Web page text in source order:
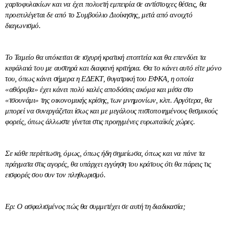
χαρτοφυλακίων και να έχει πολυετή εμπειρία σε αντίστοιχες θέσεις, θα
προεπιλέγεται δε από το Συμβούλιο Διοίκησης, μετά από ανοιχτό
διαγωνισμό.
Το Ταμείο θα υπόκειται σε ισχυρή κρατική εποπτεία και θα επενδύει τα
κεφάλαιά του με αυστηρά και διαφανή κριτήρια. Θα το κάνει αυτό είτε μόνο
του, όπως κάνει σήμερα η ΕΔΕΚΤ, θυγατρική του ΕΦΚΑ, η οποία
«αθόρυβα» έχει κάνει πολύ καλές αποδόσεις ακόμα και μέσα στο
«τσουνάμι» της οικονομικής κρίσης, των μνημονίων, κλπ. Αργότερα, θα
μπορεί να συνεργάζεται ίσως και με μεγάλους πιστοποιημένους θεσμικούς
φορείς, όπως άλλωστε γίνεται στις προηγμένες ευρωπαϊκές χώρες.
Σε κάθε περίπτωση, όμως, όπως ήδη σημείωσα, όπως και να πάνε τα
πράγματα στις αγορές, θα υπάρχει εγγύηση του κράτους ότι θα πάρεις τις
εισφορές σου συν τον πληθωρισμό.
Ερ: Ο ασφαλισμένος πώς θα συμμετέχει σε αυτή τη διαδικασία;